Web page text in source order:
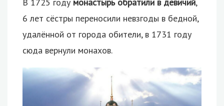
В 1725 году монастырь обратили в девичий,
6 лет сёстры переносили невзгоды в бедной,
удалённой от города обители, в 1731 году
сюда вернули монахов.